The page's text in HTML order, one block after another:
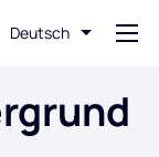
Deutsch